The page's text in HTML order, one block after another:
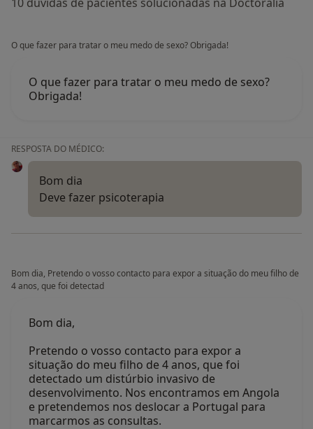
O que fazer para tratar o meu medo de sexo? Obrigada!
O que fazer para tratar o meu medo de sexo?
Obrigada!
RESPOSTA DO MÉDICO:
Bom dia
Deve fazer psicoterapia
Bom dia, Pretendo o vosso contacto para expor a situação do meu filho de
4 anos, que foi detectad
Bom dia,
Pretendo o vosso contacto para expor a
situação do meu filho de 4 anos, que foi
detectado um distúrbio invasivo de
desenvolvimento. Nos encontramos em Angola
e pretendemos nos deslocar a Portugal para
marcarmos as consultas.